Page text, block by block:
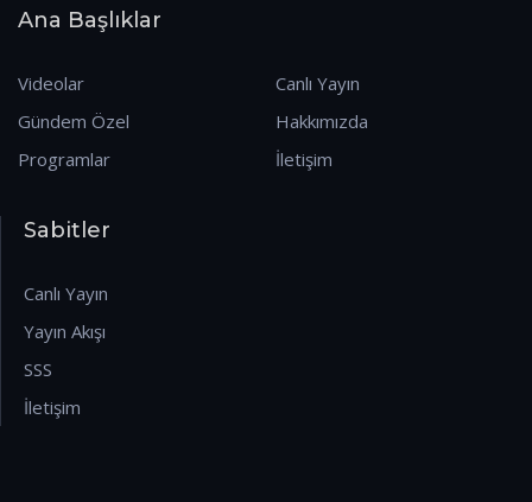
Ana Başlıklar
Videolar
Gündem Özel
Programlar
Canlı Yayın
Hakkımızda
İletişim
Sabitler
Canlı Yayın
Yayın Akışı
SSS
İletişim